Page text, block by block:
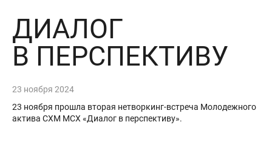
ДИАЛОГ
В ПЕРСПЕКТИВУ
23 ноября 2024
23 ноября прошла вторая нетворкинг-встреча Молодежного
актива СХМ МСХ «Диалог в перспективу».